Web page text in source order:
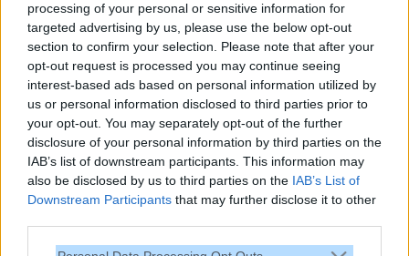
processing of your personal or sensitive information for
targeted advertising by us, please use the below opt-out
section to confirm your selection. Please note that after your
opt-out request is processed you may continue seeing
interest-based ads based on personal information utilized by
us or personal information disclosed to third parties prior to
your opt-out. You may separately opt-out of the further
disclosure of your personal information by third parties on the
IAB’s list of downstream participants. This information may
also be disclosed by us to third parties on the IAB’s List of
Downstream Participants that may further disclose it to other
Vielen Dank,